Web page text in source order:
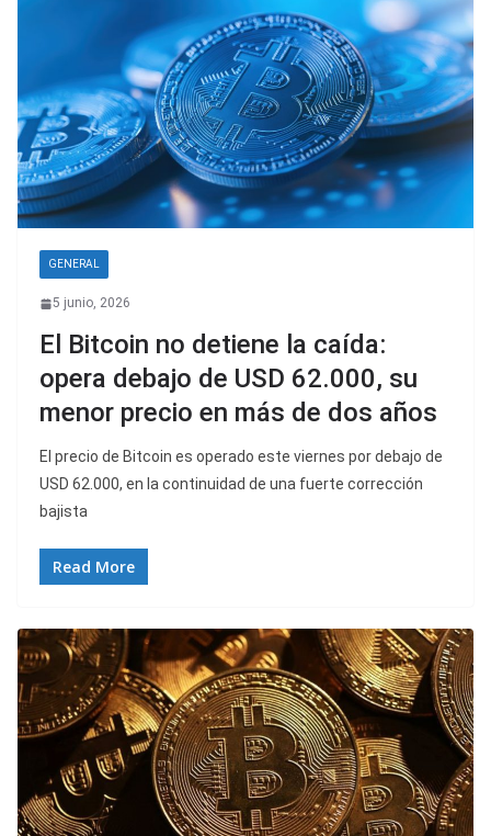
GENERAL
5 junio, 2026
El Bitcoin no detiene la caída:
opera debajo de USD 62.000, su
menor precio en más de dos años
El precio de Bitcoin es operado este viernes por debajo de
USD 62.000, en la continuidad de una fuerte corrección
bajista
Read More